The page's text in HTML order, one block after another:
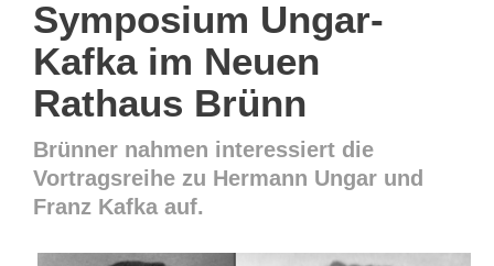
Symposium Ungar-
Kafka im Neuen
Rathaus Brünn
Brünner nahmen interessiert die
Vortragsreihe zu Hermann Ungar und
Franz Kafka auf.